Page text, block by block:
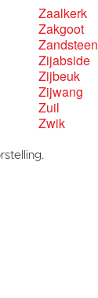
Zaalkerk
Zakgoot
Zandsteen
Zijabside
Zijbeuk
Zijwang
Zuil
Zwik